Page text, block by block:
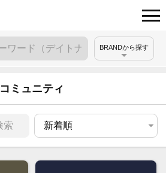
BRANDから探す
コミュニティ